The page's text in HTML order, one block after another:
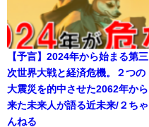
【予言】2024年から始まる第三
次世界大戦と経済危機。２つの
大震災を的中させた2062年から
来た未来人が語る近未来/２ちゃ
んねる